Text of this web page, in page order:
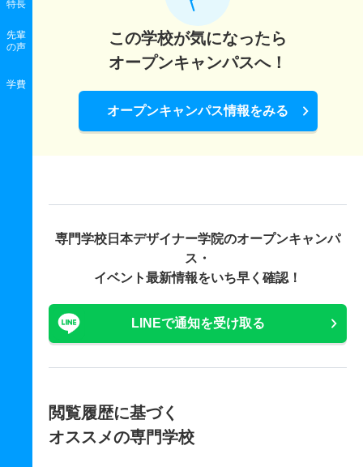
特長
先輩
の声
学費
この学校が気になったら
オープンキャンパスへ！
オープンキャンパス情報をみる
専門学校日本デザイナー学院のオープンキャンパ
ス・
イベント最新情報をいち早く確認！
LINEで通知を受け取る
閲覧履歴に基づく
オススメの専門学校